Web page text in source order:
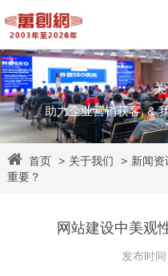
网
站
建
营
销
视
助力企业营销获客. &
首页 > 关于我们 > 新闻资
重要？
网站建设中美观
发布时